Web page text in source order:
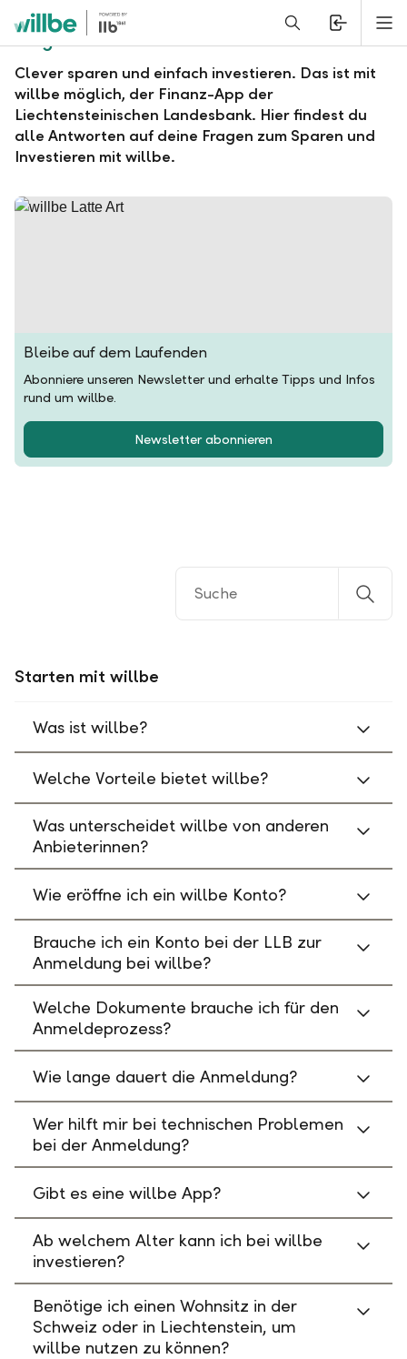
Alerts.Headline
Fragen und Antworten zu willbe
Clever sparen und einfach investieren. Das ist mit
willbe möglich, der Finanz-App der
Liechtensteinischen Landesbank. Hier findest du
alle Antworten auf deine Fragen zum Sparen und
Investieren mit willbe.
Bleibe auf dem Laufenden
Abonniere unseren Newsletter und erhalte Tipps und Infos
rund um willbe.
Newsletter abonnieren
Starten mit willbe
Was ist willbe?
Welche Vorteile bietet willbe?
Was unterscheidet willbe von anderen
Anbieterinnen?
Wie eröffne ich ein willbe Konto?
Brauche ich ein Konto bei der LLB zur
Anmeldung bei willbe?
Welche Dokumente brauche ich für den
Anmeldeprozess?
Wie lange dauert die Anmeldung?
Wer hilft mir bei technischen Problemen
bei der Anmeldung?
Gibt es eine willbe App?
Ab welchem Alter kann ich bei willbe
investieren?
Benötige ich einen Wohnsitz in der
Schweiz oder in Liechtenstein, um
willbe nutzen zu können?